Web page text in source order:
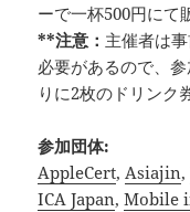
ーで一杯500円にて
**注意： 主催者は
必要があるので、
りに2枚のドリンク
参加団体:
AppleCert,Asiajin,
ICA Japan,Mobile